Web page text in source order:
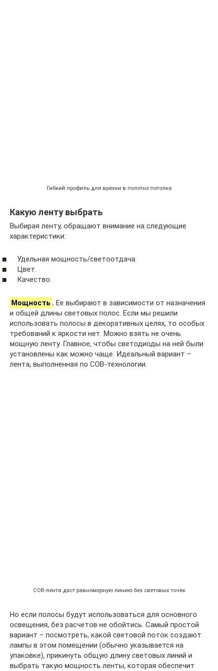
Гибкий профиль для врезки в полотно потолка
Какую ленту выбрать
Выбирая ленту, обращают внимание на следующие
характеристики:
Удельная мощность/светоотдача.
Цвет.
Качество.
Мощность . Ее выбирают в зависимости от назначения
и общей длины световых полос. Если мы решили
использовать полосы в декоративных целях, то особых
требований к яркости нет. Можно взять не очень
мощную ленту. Главное, чтобы светодиоды на ней были
установлены как можно чаще. Идеальный вариант –
лента, выполненная по COB-технологии.
COB-лента даст равномерную линию без световых точек
Но если полосы будут использоваться для основного
освещения, без расчетов не обойтись. Самый простой
вариант – посмотреть, какой световой поток создают
лампы в этом помещении (обычно указывается на
упаковке), прикинуть общую длину световых линий и
выбрать такую мощность ленты, которая обеспечит